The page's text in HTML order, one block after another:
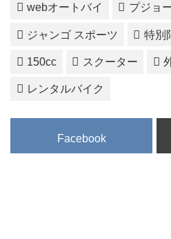
webオートバイ プジョ
ジャンゴ スポーツ 特別
150cc スクーター
レンタルバイク
Facebook